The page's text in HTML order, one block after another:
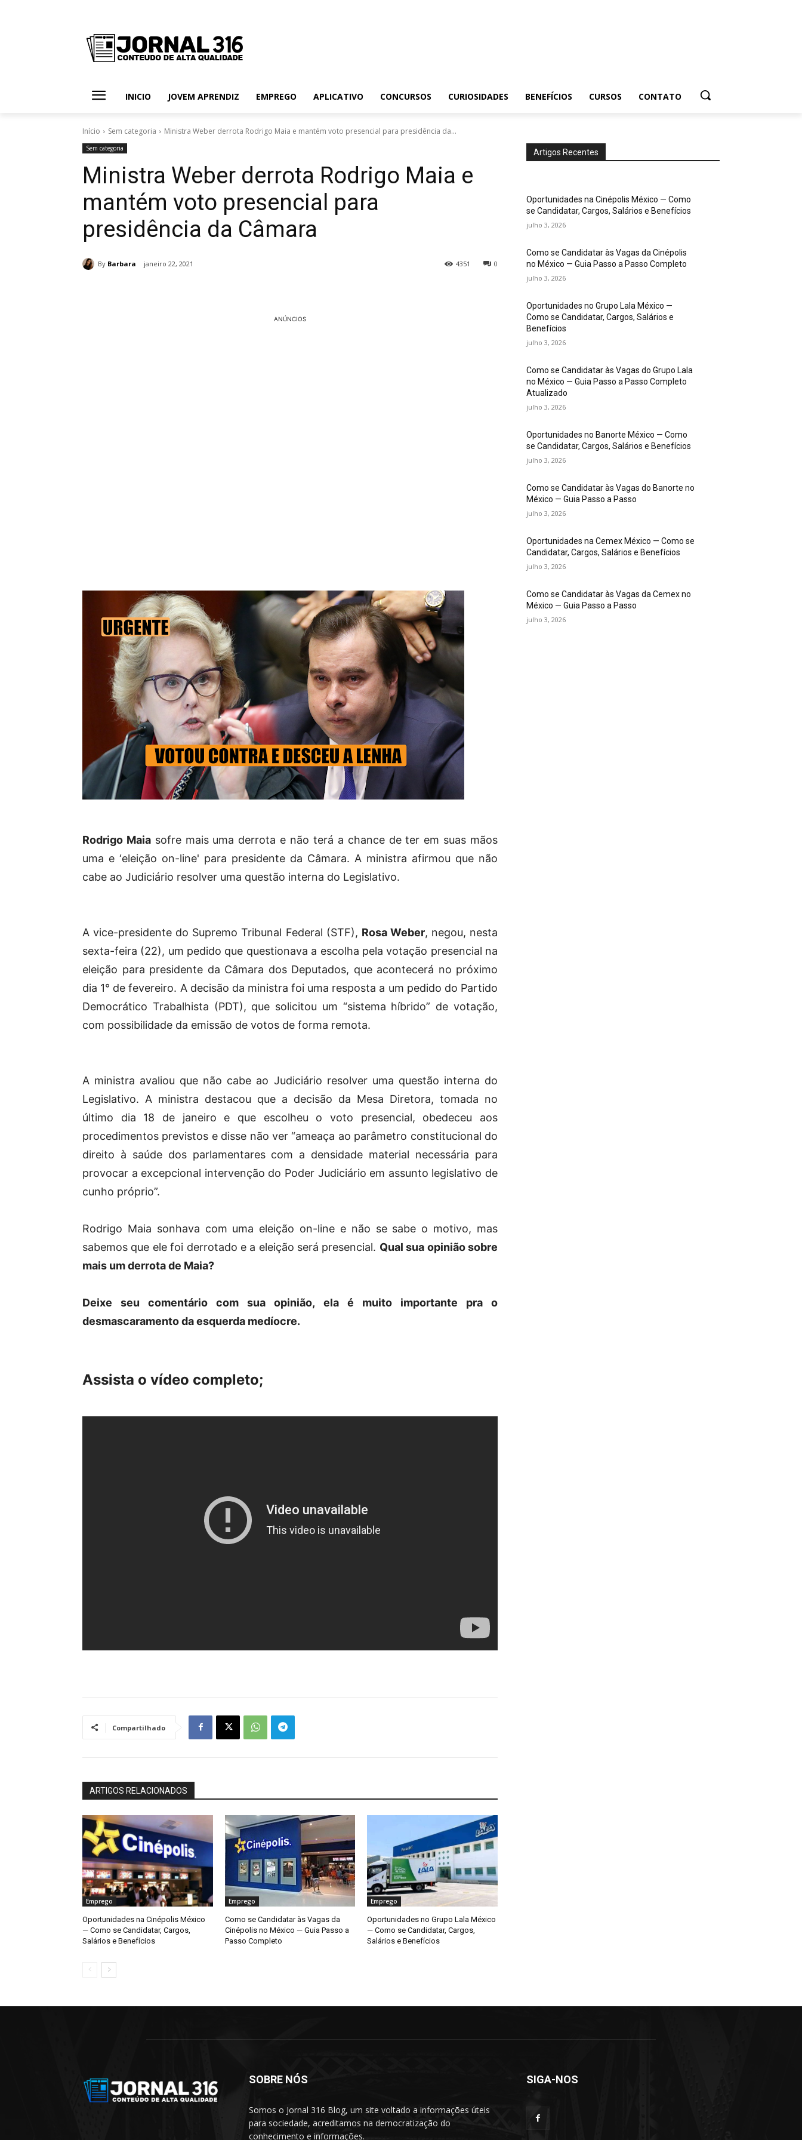
INICIO JOVEM APRENDIZ EMPREGO APLICATIVO CONCURSOS CURIOSIDADES BENEFÍCIOS CURSOS CONTATO
Início Sem categoria Ministra Weber derrota Rodrigo Maia e mantém voto presencial para presidência da...
Sem categoria
Ministra Weber derrota Rodrigo Maia e
mantém voto presencial para
presidência da Câmara
By Barbara janeiro 22, 2021 0
4351
ANÚNCIOS
Rodrigo Maiasofre mais uma derrota e não terá a chance de ter em suas mãos
uma e ‘eleição on-line' para presidente da Câmara. A ministra afirmou que não
cabe ao Judiciário resolver uma questão interna do Legislativo.
A vice-presidente do Supremo Tribunal Federal (STF), Rosa Weber, negou, nesta
sexta-feira (22), um pedido que questionava a escolha pela votação presencial na
eleição para presidente da Câmara dos Deputados, que acontecerá no próximo
dia 1° de fevereiro. A decisão da ministra foi uma resposta a um pedido do Partido
Democrático Trabalhista (PDT), que solicitou um “sistema híbrido” de votação,
com possibilidade da emissão de votos de forma remota.
A ministra avaliou que não cabe ao Judiciário resolver uma questão interna do
Legislativo. A ministra destacou que a decisão da Mesa Diretora, tomada no
último dia 18 de janeiro e que escolheu o voto presencial, obedeceu aos
procedimentos previstos e disse não ver “ameaça ao parâmetro constitucional do
direito à saúde dos parlamentares com a densidade material necessária para
provocar a excepcional intervenção do Poder Judiciário em assunto legislativo de
cunho próprio”.
Rodrigo Maia sonhava com uma eleição on-line e não se sabe o motivo, mas
sabemos que ele foi derrotado e a eleição será presencial. Qual sua opinião sobre
mais um derrota de Maia?
Deixe seu comentário com sua opinião, ela é muito importante pra o
desmascaramento da esquerda medíocre.
Assista o vídeo completo;
Compartilhado
ARTIGOS RELACIONADOS
Emprego
Oportunidades na Cinépolis México
— Como se Candidatar, Cargos,
Salários e Benefícios
Emprego
Como se Candidatar às Vagas da
Cinépolis no México — Guia Passo a
Passo Completo
Emprego
Oportunidades no Grupo Lala México
— Como se Candidatar, Cargos,
Salários e Benefícios
Artigos Recentes
Oportunidades na Cinépolis México — Como
se Candidatar, Cargos, Salários e Benefícios
julho 3, 2026
Como se Candidatar às Vagas da Cinépolis
no México — Guia Passo a Passo Completo
julho 3, 2026
Oportunidades no Grupo Lala México —
Como se Candidatar, Cargos, Salários e
Benefícios
julho 3, 2026
Como se Candidatar às Vagas do Grupo Lala
no México — Guia Passo a Passo Completo
Atualizado
julho 3, 2026
Oportunidades no Banorte México — Como
se Candidatar, Cargos, Salários e Benefícios
julho 3, 2026
Como se Candidatar às Vagas do Banorte no
México — Guia Passo a Passo
julho 3, 2026
Oportunidades na Cemex México — Como se
Candidatar, Cargos, Salários e Benefícios
julho 3, 2026
Como se Candidatar às Vagas da Cemex no
México — Guia Passo a Passo
julho 3, 2026
SOBRE NÓS
Somos o Jornal 316 Blog, um site voltado a informações úteis
para sociedade, acreditamos na democratização do
conhecimento e informações.
SIGA-NOS